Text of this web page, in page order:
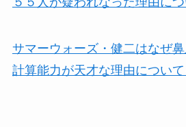
サマーウォーズ・健二はなぜ
計算能力が天才な理由について